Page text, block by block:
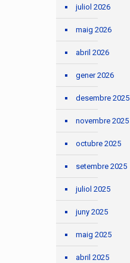
juliol 2026
maig 2026
abril 2026
gener 2026
desembre 2025
novembre 2025
octubre 2025
setembre 2025
juliol 2025
juny 2025
maig 2025
abril 2025